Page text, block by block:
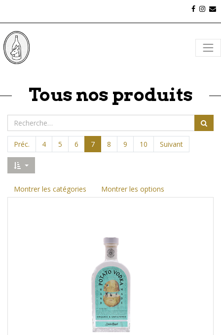
Tous nos produits
Préc. 4 5 6 7 8 9 10 Suivant
Montrer les catégories Montrer les options